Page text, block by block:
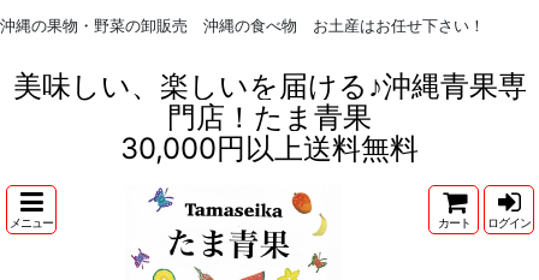
沖縄の果物・野菜の卸販売 沖縄の食べ物 お土産はお任せ下さい！
美味しい、楽しいを届ける♪沖縄青果専
門店！たま青果
30,000円以上送料無料
メニュー カート ログイン